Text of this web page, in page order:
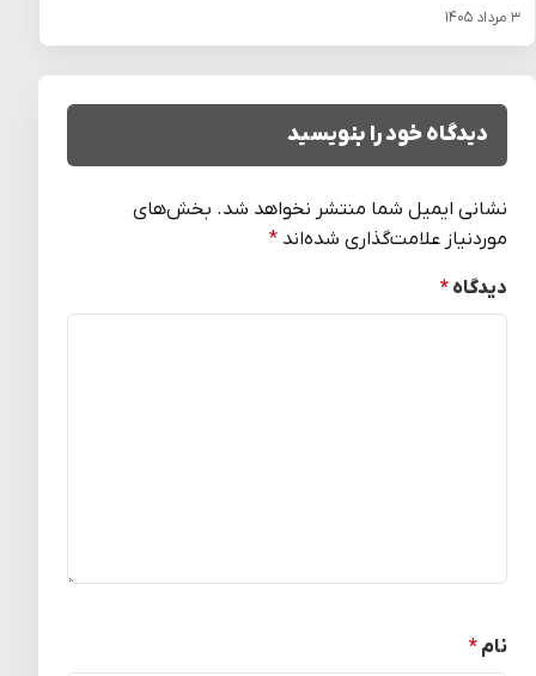
۳ مرداد ۱۴۰۵
دیدگاه خود را بنویسید
نشانی ایمیل شما منتشر نخواهد شد. بخش‌های
موردنیاز علامت‌گذاری شده‌اند *
دیدگاه *
نام *